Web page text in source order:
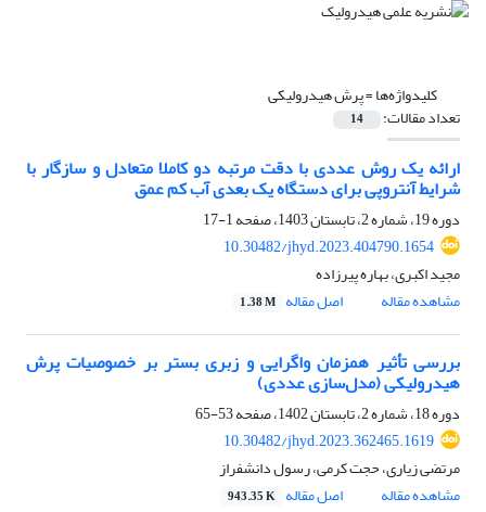
کلیدواژه‌ها =پرش هیدرولیکی
تعداد مقالات: 14
ارائه یک روش عددی با دقت مرتبه دو کاملا متعادل و سازگار با
شرایط آنتروپی برای دستگاه یک بعدی آب کم عمق
دوره 19، شماره 2، تابستان 1403، صفحه
1-17
10.30482/jhyd.2023.404790.1654
مجید اکبری، بهاره پیرزاده
مشاهده مقاله
اصل مقاله 1.38 M
بررسی تأثیر همزمان واگرایی و زبری بستر بر خصوصیات پرش
هیدرولیکی (مدل‌سازی عددی)
دوره 18، شماره 2، تابستان 1402، صفحه
53-65
10.30482/jhyd.2023.362465.1619
مرتضی زیاری، حجت کرمی، رسول دانشفراز
مشاهده مقاله
اصل مقاله 943.35 K